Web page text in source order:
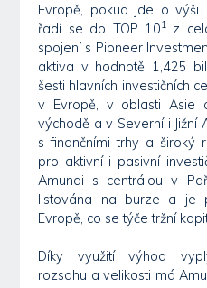
Evropě, pokud jde o výši
řadí se do TOP 101 z
spojení s Pioneer
aktiva v hodnotě 1,425
šesti hlavních investičních
v Evropě, v oblasti Asie
východě a v Severní i Jižní
s finančními trhy a široký
pro aktivní i pasivní
Amundi s centrálou v
listována na burze a je
Evropě, co se týče tržní
Díky využití výhod
rozsahu a velikosti má